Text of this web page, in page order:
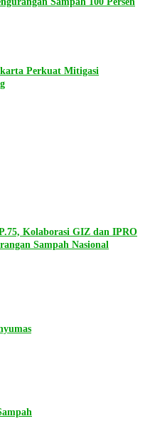
Perkuat Mitigasi
Kolaborasi GIZ dan IPRO
Sampah Nasional